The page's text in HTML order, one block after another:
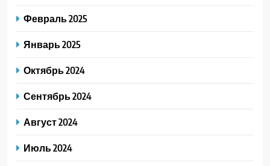
Февраль 2025
Январь 2025
Октябрь 2024
Сентябрь 2024
Август 2024
Июль 2024